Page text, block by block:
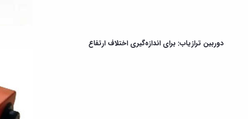
دوربین ترازیاب: برای اندازه‌گیری اختلاف ارتفاع